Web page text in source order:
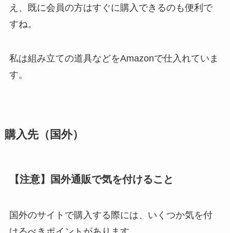
え、既に会員の方はすぐに購入できるのも便利で
すね。
私は組み立ての道具などをAmazonで仕入れていま
す。
購入先（国外）
【注意】国外通販で気を付けること
国外のサイトで購入する際には、いくつか気を付